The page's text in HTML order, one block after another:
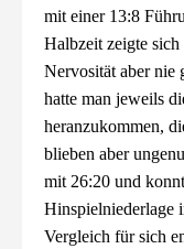
mit einer 13:8
Halbzeit zeigte
Nervosität aber nie
hatte man jeweils
heranzukommen,
blieben aber
mit 26:20 und
Hinspielniederlage
Vergleich für sich